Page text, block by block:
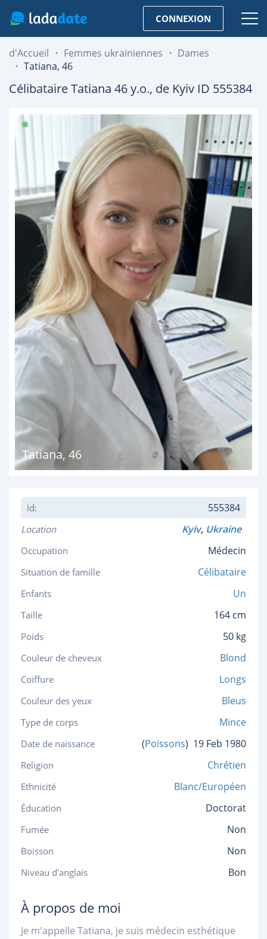
CONNEXION
d'Accueil Femmes ukrainiennes
Dames
Tatiana, 46
CélibataireTatiana 46y.o., de Kyiv ID 555384
Tatiana, 46
Id: 555384
Location Kyiv, Ukraine
Occupation Médecin
Situation de famille Célibataire
Enfants Un
Taille 164 cm
Poids 50 kg
Couleur de cheveux Blond
Coiffure Longs
Couleur des yeux Bleus
Type de corps Mince
Date de naissance (Poissons) 19 Feb 1980
Religion Chrétien
Ethnicité Blanc/Européen
Éducation Doctorat
Fumée Non
Boisson Non
Niveau d'anglais Bon
À propos de moi
Je m'appelle Tatiana, je suis médecin esthétique